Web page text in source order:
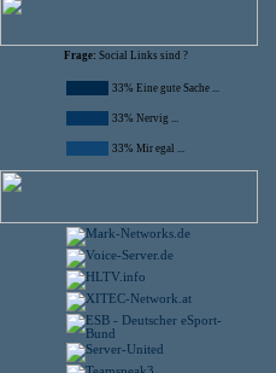
Frage: Social Links sind ?
33% Eine gute Sache ...
33% Nervig ...
33% Mir egal ...